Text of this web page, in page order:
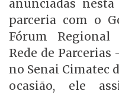
anunciadas
parceria com o
Fórum Regional
Rede de
no Senai Cimatec
ocasião, ele